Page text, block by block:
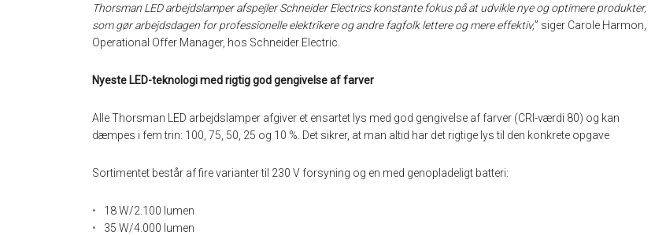
Thorsman LED arbejdslamper afspejler Schneider Electrics konstante fokus på at udvikle nye og optimere produkter,
som gør arbejdsdagen for professionelle elektrikere og andre fagfolk lettere og mere effektiv,” siger Carole Harmon,
Operational Offer Manager, hos Schneider Electric.
Nyeste LED-teknologi med rigtig god gengivelse af farver
Alle Thorsman LED arbejdslamper afgiver et ensartet lys med god gengivelse af farver (CRI-værdi 80) og kan
dæmpes i fem trin: 100, 75, 50, 25 og 10 %. Det sikrer, at man altid har det rigtige lys til den konkrete opgave
Sortimentet består af fire varianter til 230 V forsyning og en med genopladeligt batteri:
18 W/2.100 lumen
35 W/4.000 lumen